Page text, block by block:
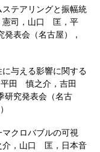
テアリングと振幅統
司，山口 匡，平
表会（名古屋），
与える影響に関する
平田 慎之介，吉田
究発表会（名古
クロバブルの可視
，山口 匡，日本音